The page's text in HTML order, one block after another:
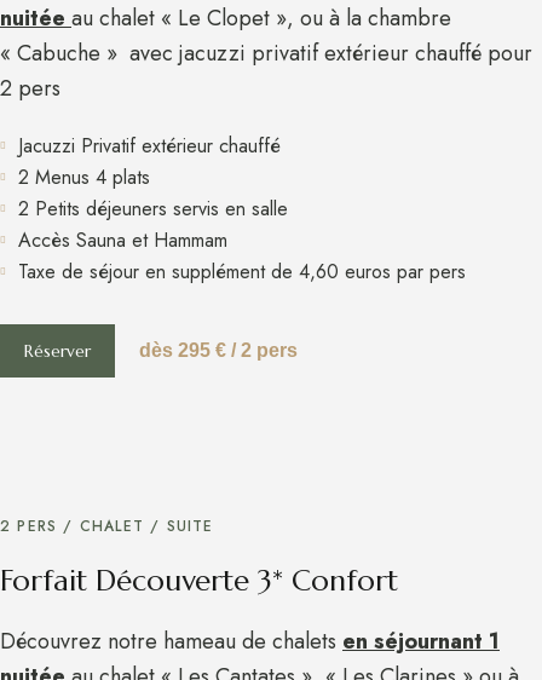
nuitée au chalet « Le Clopet », ou à la chambre
« Cabuche » avec jacuzzi privatif extérieur chauffé pour
2 pers
Jacuzzi Privatif extérieur chauffé
2 Menus 4 plats
2 Petits déjeuners servis en salle
Accès Sauna et Hammam
Taxe de séjour en supplément de 4,60 euros par pers
Réserver dès 295 € / 2 pers
2 PERS / CHALET / SUITE​
Forfait Découverte 3* Confort
Découvrez notre hameau de chalets en séjournant 1